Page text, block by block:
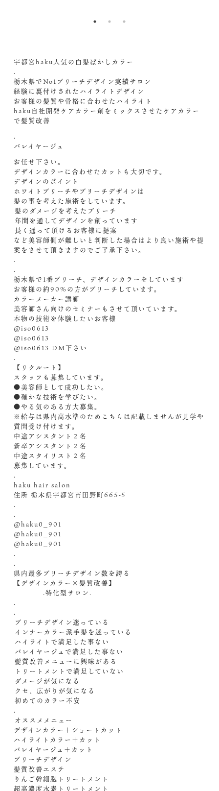
宇都宮haku人気の白髪ぼかしカラー
.
栃木県でNo1ブリーチデザイン実績サロン
経験に裏付けされたハイライトデザイン
お客様の髪質や骨格に合わせたハイライト
haku自社開発ケアカラー剤をミックスさせたケアカラー
で髪質改善
.
バレイヤージュ
お任せ下さい。
デザインカラーに合わせたカットも大切です。
デザインのポイント
ホワイトブリーチやブリーチデザインは
髪の事を考えた施術をしています。
️髪のダメージを考えたブリーチ
️年間を通してデザインを創っています
️長く通って頂けるお客様に提案
など美容師側が難しいと判断した場合はより良い施術や提
案をさせて頂きますのでご了承下さい。
.
.
栃木県で1番ブリーチ、デザインカラーをしています
お客様の約90%の方がブリーチしています。
カラーメーカー講師
美容師さん向けのセミナーもさせて頂いています。
本物の技術を体験したいお客様
@iso0613
@iso0613
@iso0613 ︎DM️下さい
.
【リクルート】
スタッフも募集しています。
●美容師として成功したい。
●確かな技術を学びたい。
●やる気のある方大募集。
※給与は県内高水準のためこちらは記載しませんが見学や
質問受け付けます。
中途アシスタント２名
新卒アシスタント２名
中途スタイリスト２名
募集しています。
.
haku hair salon
住所 栃木県宇都宮市田野町665-5
.
.
@haku0_901
@haku0_901
@haku0_901
.
.
県内最多ブリーチデザイン数を誇る
【デザインカラー×髪質改善】
.特化型サロン.
.
.
️ブリーチデザイン迷っている
️インナーカラー派手髪を迷っている
️ハイライトで満足した事ない
️バレイヤージュで満足した事ない
️髪質改善メニューに興味がある
️トリートメントで満足していない
️ダメージが気になる
️クセ、広がりが気になる
️初めてのカラー不安
.
️オススメメニュー️
デザインカラー＋ショートカット
ハイライトカラー＋カット
バレイヤージュ＋カット
ブリーチデザイン
髪質改善エステ
りんご幹細胞トリートメント
超高濃度水素トリートメント